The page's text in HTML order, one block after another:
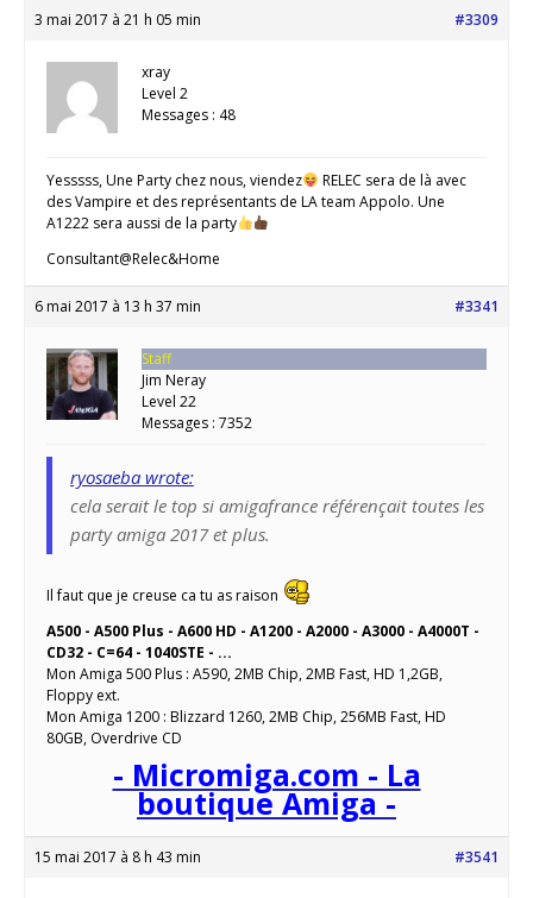
3 mai 2017 à 21 h 05 min #3309
xray
Level 2
Messages : 48
Yesssss, Une Party chez nous, viendez
RELEC sera de là avec
des Vampire et des représentants de LA team Appolo. Une
A1222 sera aussi de la party
Consultant@Relec&Home
6 mai 2017 à 13 h 37 min #3341
Staff
Jim Neray
Level 22
Messages : 7352
ryosaeba wrote:
cela serait le top si amigafrance référençait toutes les
party amiga 2017 et plus.
Il faut que je creuse ca tu as raison
A500 - A500 Plus - A600 HD - A1200 - A2000 - A3000 - A4000T -
CD32 - C=64 - 1040STE - ...
Mon Amiga 500 Plus : A590, 2MB Chip, 2MB Fast, HD 1,2GB,
Floppy ext.
Mon Amiga 1200 : Blizzard 1260, 2MB Chip, 256MB Fast, HD
80GB, Overdrive CD
- Micromiga.com - La
boutique Amiga -
15 mai 2017 à 8 h 43 min #3541